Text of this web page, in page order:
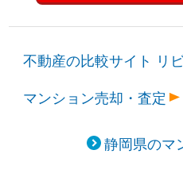
不動産の比較サイト リ
マンション売却・査定
静岡県のマ